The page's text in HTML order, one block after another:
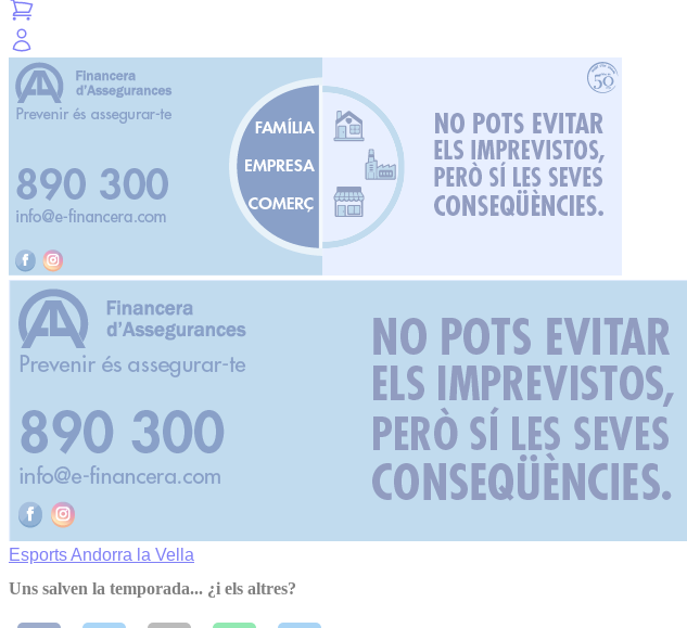
EsportsAndorra la Vella
Uns salven la temporada... ¿i els altres?